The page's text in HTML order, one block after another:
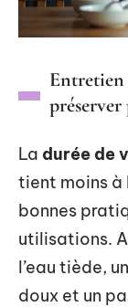
Entretien
La durée de
tient moins à
bonnes
utilisations.
l’eau tiède,
doux et un